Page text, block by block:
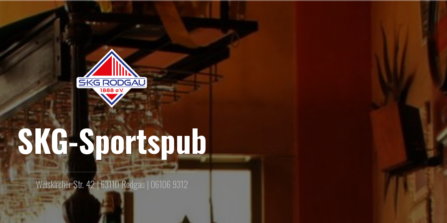
SKG-Sportspub
Weiskircher Str. 42 | 63110 Rodgau | 06106 9312